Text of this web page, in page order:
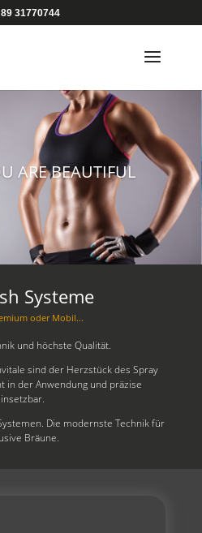
31770744
ARE BEAUTIFUL
Systeme
oder Mobil...
und höchste Qualität.
sind der Herzstück des Spray
in der Anwendung und präzise
Die modernste Technik für
Bräune.